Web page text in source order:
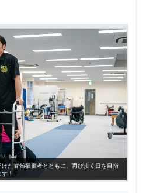
けた脊髄損傷者とともに、再び歩く日を目指
！